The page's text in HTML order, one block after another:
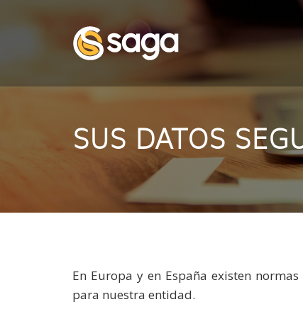
SUS DATOS SEGUROS
???label.access.jump.header???
???label.access.jump.footer???
???label.access.jump.menu???
SUS DATOS
En Europa y en España existen
para nuestra entidad.